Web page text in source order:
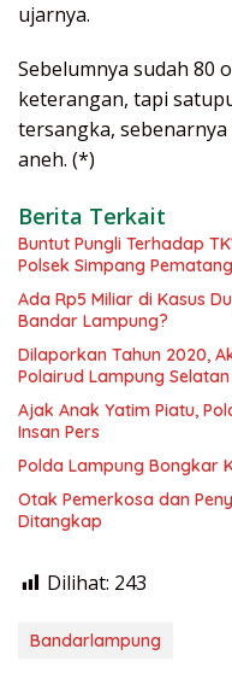
ujarnya.
Sebelumnya sudah 80
keterangan, tapi
tersangka,
aneh. (*)
Berita Terkait
Buntut Pungli Terhadap
Polsek Simpang
Ada Rp5 Miliar di Kasus
Bandar Lampung?
Dilaporkan Tahun 2020,
Polairud Lampung
Ajak Anak Yatim Piatu,
Insan Pers
Polda Lampung Bongkar
Otak Pemerkosa dan
Ditangkap
Dilihat: 243
Bandarlampung